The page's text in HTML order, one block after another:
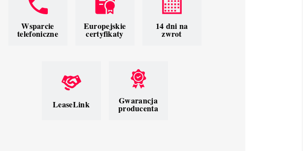
Wsparcie
telefoniczne
Europejskie
certyfikaty
14 dni na
zwrot
LeaseLink Gwarancja
producenta